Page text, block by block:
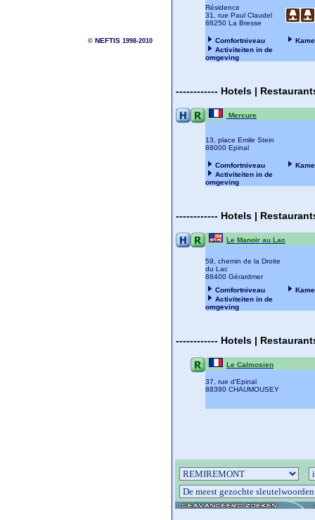
© NEFTIS1998-2010
Résidence
31, rue Paul Claudel
88250 La Bresse
Comfortniveau
Activiteiten in de
omgeving
------------ Hotels |
Mercure
13, place Emile Stein
88000 Epinal
Comfortniveau
Activiteiten in de
omgeving
------------ Hotels |
Le Manoir au Lac
59, chemin de la Droite
du Lac
88400 Gérardmer
Comfortniveau
Activiteiten in de
omgeving
------------ Hotels |
Le Calmosien
37, rue d'Epinal
88390 CHAUMOUSEY